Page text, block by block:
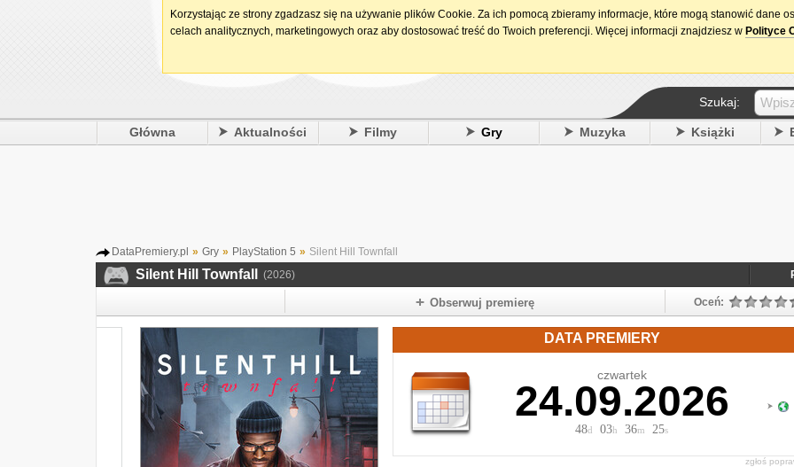
15. urodziny DataPremiery.pl
Szukaj:
Główna Aktualności Filmy Gry Muzyka Książki
DataPremiery.pl » Gry » PlayStation 5 » Silent Hill Townfall
Silent Hill Townfall (2026)
Obserwuj premierę Oceń:
DATA PREMIERY
czwartek
24.09.2026
48d 03h 36m 24s
zgłoś
Korzystając ze strony zgadzasz się na używanie plików Cookie. Za ich pomocą zbieramy informacje, które mogą stanowić dane
celach analitycznych, marketingowych oraz aby dostosować treść do Twoich preferencji. Więcej informacji znajdziesz w Polityce